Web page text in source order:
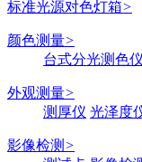
标准光源对色灯箱>
颜色测量>
台式分光测色仪
外观测量>
测厚仪 光泽度
影像检测 >